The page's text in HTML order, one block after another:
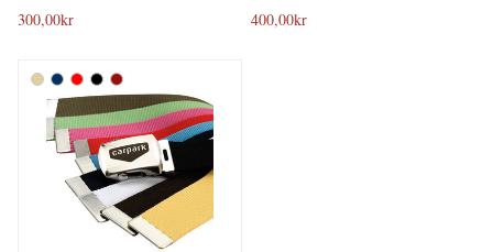
300,00kr 400,00kr